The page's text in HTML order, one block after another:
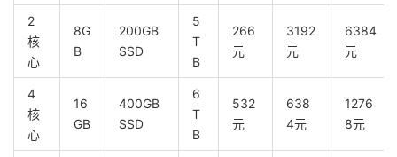
2
核
心
8G
B
200GB
SSD
5
T
B
266
元
3192
元
6384
元
4
核
心
16
GB
400GB
SSD
6
T
B
532
元
638
4元
1276
8元